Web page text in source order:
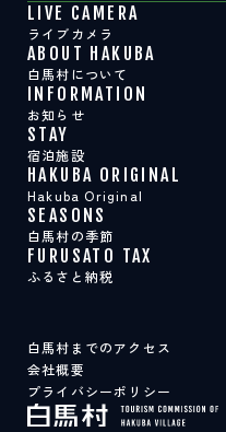
LIVE CAMERA
ライブカメラ
ABOUT HAKUBA
白馬村について
INFORMATION
お知らせ
STAY
宿泊施設
HAKUBA ORIGINAL
Hakuba Original
SEASONS
白馬村の季節
FURUSATO TAX
ふるさと納税
白馬村までのアクセス
会社概要
プライバシーポリシー